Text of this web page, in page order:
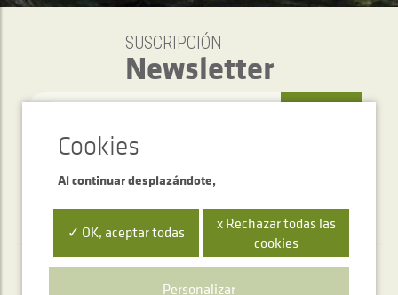
SUSCRIPCIÓN
Newsletter
Servicio de atención telefónica
Al continuar desplazándote,
✓ OK, aceptar todas
x Rechazar todas las
cookies
Personalizar